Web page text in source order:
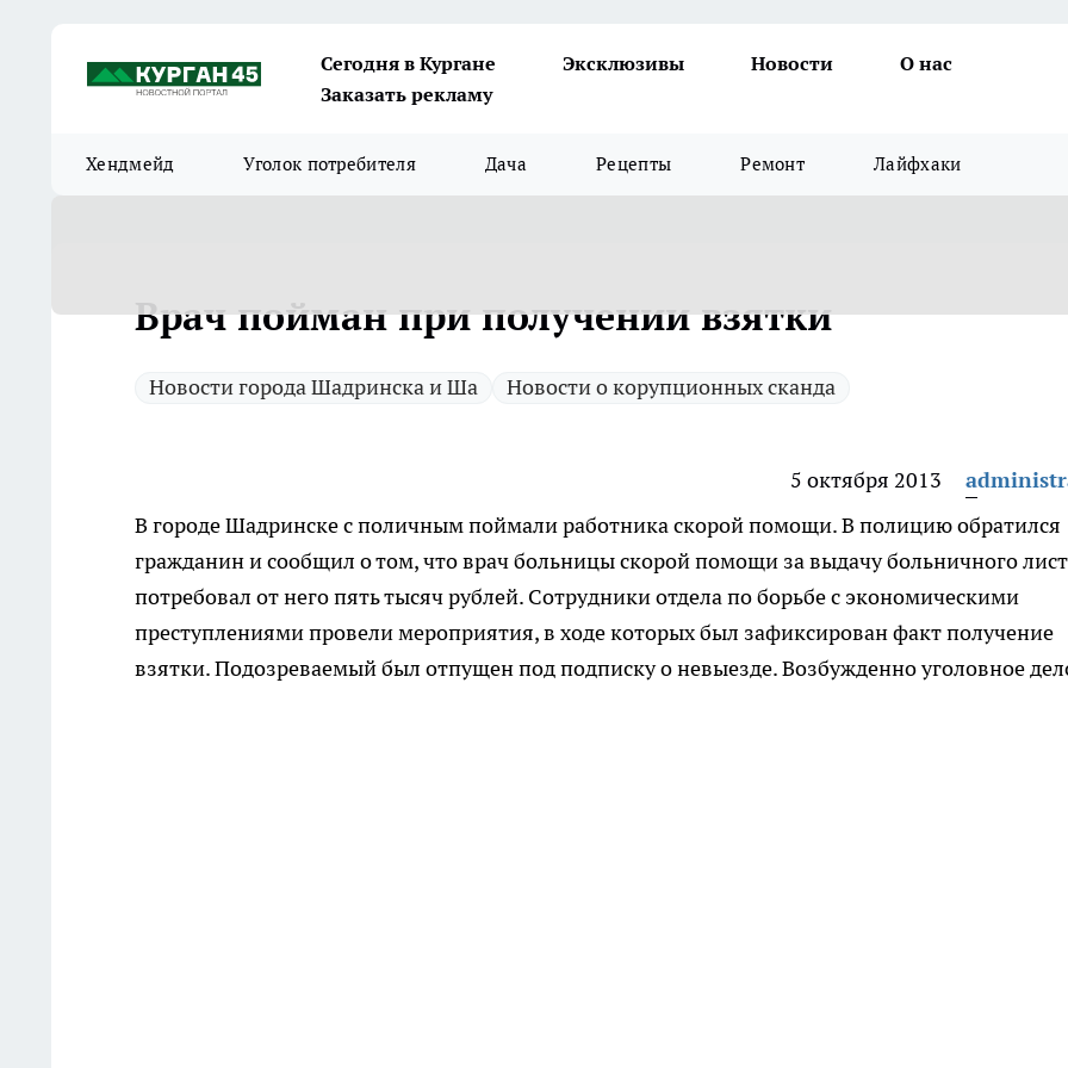
Сегодня в Кургане Эксклюзивы Новости
О нас
Заказать рекламу
Хендмейд Уголок потребителя Дача Рецепты Ремонт Лайфхаки
Врач пойман при получении взятки
Новости города Шадринска и Ша Новости о корупционных сканда
5 октября 2013
В городе Шадринске с поличным поймали работника скорой помощи.В полицию обратился
гражданин и сообщил о том, что врач больницы скорой помощи за выдачу больничного
потребовал от него пять тысяч рублей. Сотрудники отдела по борьбе с экономическими
преступлениями провели мероприятия, в ходе которых был зафиксирован факт получение
взятки. Подозреваемый был отпущен под подписку о невыезде. Возбужденно уголовное